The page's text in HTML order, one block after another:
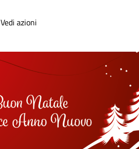
Vedi azioni